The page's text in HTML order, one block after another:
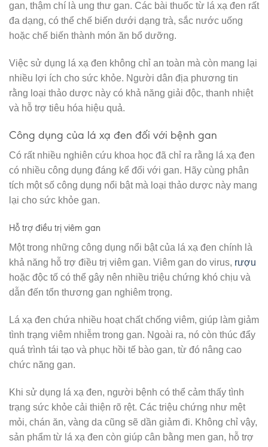
gan, thậm chí là ung thư gan. Các bài thuốc từ lá xạ đen rất
đa dạng, có thể chế biến dưới dạng trà, sắc nước uống
hoặc chế biến thành món ăn bổ dưỡng.
Việc sử dụng lá xạ đen không chỉ an toàn mà còn mang lại
nhiều lợi ích cho sức khỏe. Người dân địa phương tin
rằng loại thảo dược này có khả năng giải độc, thanh nhiệt
và hỗ trợ tiêu hóa hiệu quả.
Công dụng của lá xạ đen đối với bệnh gan
Có rất nhiều nghiên cứu khoa học đã chỉ ra rằng lá xạ đen
có nhiều công dụng đáng kể đối với gan. Hãy cùng phân
tích một số công dụng nổi bật mà loại thảo dược này mang
lại cho sức khỏe gan.
Hỗ trợ điều trị viêm gan
Một trong những công dụng nổi bật của lá xạ đen chính là
khả năng hỗ trợ điều trị viêm gan. Viêm gan do virus, rượu
hoặc độc tố có thể gây nên nhiều triệu chứng khó chịu và
dẫn đến tổn thương gan nghiêm trọng.
Lá xạ đen chứa nhiều hoạt chất chống viêm, giúp làm giảm
tình trạng viêm nhiễm trong gan. Ngoài ra, nó còn thúc đẩy
quá trình tái tạo và phục hồi tế bào gan, từ đó nâng cao
chức năng gan.
Khi sử dụng lá xạ đen, người bệnh có thể cảm thấy tình
trạng sức khỏe cải thiện rõ rệt. Các triệu chứng như mệt
mỏi, chán ăn, vàng da cũng sẽ dần giảm đi. Không chỉ vậy,
sản phẩm từ lá xạ đen còn giúp cân bằng men gan, hỗ trợ